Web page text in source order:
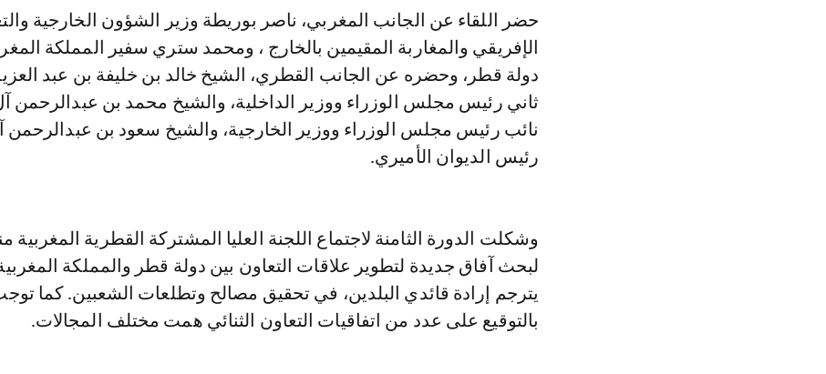
حضر اللقاء عن الجانب المغربي، ناصر بوريطة وزير الشؤون الخارجية
الإفريقي والمغاربة المقيمين بالخارج ، ومحمد ستري سفير المملكة
دولة قطر، وحضره عن الجانب القطري، الشيخ خالد بن خليفة بن عبد
ثاني رئيس مجلس الوزراء ووزير الداخلية، والشيخ محمد بن عبدالرحمن
نائب رئيس مجلس الوزراء ووزير الخارجية، والشيخ سعود بن عبدالرحمن
رئيس الديوان الأميري.
وشكلت الدورة الثامنة لاجتماع اللجنة العليا المشتركة القطرية المغربية
لبحث آفاق جديدة لتطوير علاقات التعاون بين دولة قطر والمملكة
يترجم إرادة قائدي البلدين، في تحقيق مصالح وتطلعات الشعبين. كما
بالتوقيع على عدد من اتفاقيات التعاون الثنائي همت مختلف المجالات.